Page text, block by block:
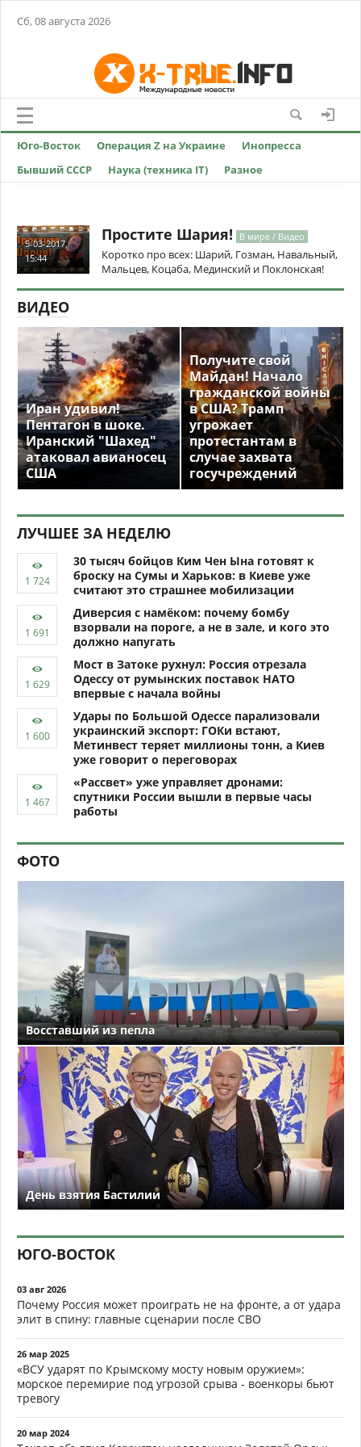
Сб, 08 августа 2026
Юго-Восток Операция Z на Украине
Инопресса
Бывший СССР
Наука (техника IT) Разное
5-03-2017,
15:44
Простите Шария! В мире / Видео
Коротко про всех: Шарий, Гозман, Навальный,
Мальцев, Коцаба, Мединский и Поклонская!
ВИДЕО
Иран удивил!
Пентагон в шоке.
Иранский "Шахед"
атаковал авианосец
США
Получите свой
Майдан! Начало
гражданской войны
в США? Трамп
угрожает
протестантам в
случае захвата
госучреждений
ЛУЧШЕЕ ЗА НЕДЕЛЮ
30 тысяч бойцов Ким Чен Ына готовят к
броску на Сумы и Харьков: в Киеве уже
считают это страшнее мобилизации
Диверсия с намёком: почему бомбу
взорвали на пороге, а не в зале, и кого это
должно напугать
Мост в Затоке рухнул: Россия отрезала
Одессу от румынских поставок НАТО
впервые с начала войны
Удары по Большой Одессе парализовали
украинский экспорт: ГОКи встают,
Метинвест теряет миллионы тонн, а Киев
уже говорит о переговорах
«Рассвет» уже управляет дронами:
спутники России вышли в первые часы
работы
ФОТО
Восставший из пепла
День взятия Бастилии
ЮГО-ВОСТОК
03 авг 2026
Почему Россия может проиграть не на фронте, а от удара
элит в спину: главные сценарии после СВО
26 мар 2025
«ВСУ ударят по Крымскому мосту новым оружием»:
морское перемирие под угрозой срыва - военкоры бьют
тревогу
20 мар 2024